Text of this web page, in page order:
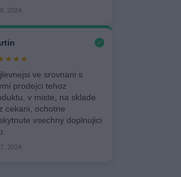
2024
✓
ve srovnani s
prodejci tehoz
v miste, na sklade
cekani, ochotne
vsechny doplnujici
2024